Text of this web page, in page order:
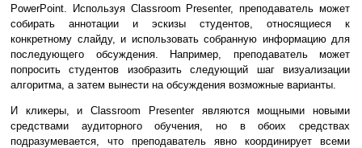
PowerPoint. Используя Classroom Presenter, преподаватель может
собирать аннотации и эскизы студентов, относящиеся к
конкретному слайду, и использовать собранную информацию для
последующего обсуждения. Например, преподаватель может
попросить студентов изобразить следующий шаг визуализации
алгоритма, а затем вынести на обсуждения возможные варианты.
И кликеры, и Classroom Presenter являются мощными новыми
средствами аудиторного обучения, но в обоих средствах
подразумевается, что преподаватель явно координирует всеми